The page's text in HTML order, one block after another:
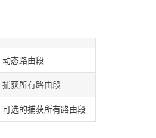
动态路由段
捕获所有路由段
可选的捕获所有路由段